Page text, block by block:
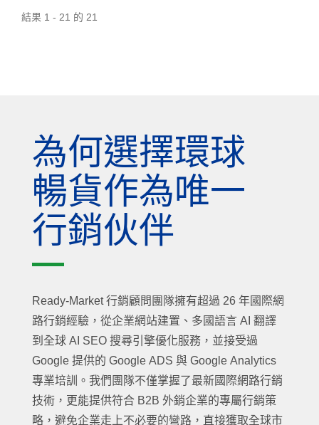
結果 1 - 21 的 21
為何選擇環球
暢貨作為唯一
行銷伙伴
Ready-Market 行銷顧問團隊擁有超過 26 年國際網
路行銷經驗，從企業網站建置、多國語言 AI 翻譯
到全球 AI SEO 搜尋引擎優化服務，並接受過
Google 提供的 Google ADS 與 Google Analytics
專業培訓。我們團隊不僅掌握了最新國際網路行銷
技術，更能提供符合 B2B 外銷企業的專屬行銷策
略，避免企業走上不必要的彎路，直接獲取全球市